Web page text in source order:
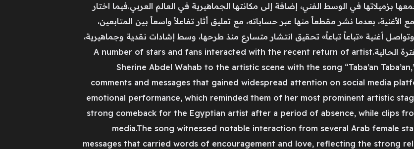
في الوسط الفني، إضافة إلى مكانتها الجماهيرية في العالم العربي.فيما اختار
بعدما نشر مقطعاً منها عبر حساباته، مع تعليق أثار تفاعلاً واسعاً بين المتابعين،
أغنية «تباعاً تباعاً» تحقيق انتشار متسارع منذ طرحها، وسط إشادات نقدية وجماهيرية،
اعتبرت العمل من أبرز الإصدارات الغنائية خلال الفترة الحالية.A number of stars and fans interacted with the recent return of artist
Sherine Abdel Wahab to the artistic scene with the song “Taba’an
comments and messages that gained widespread attention on social media
emotional performance, which reminded them of her most prominent artistic
strong comeback for the Egyptian artist after a period of absence, while clips
media.The song witnessed notable interaction from several Arab female
messages that carried words of encouragement and love, reflecting the strong